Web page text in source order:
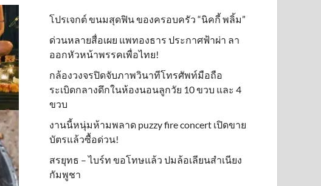
โปรเจกต์ ขนมสุดฟิน ของครอบครัว “นิคกี้ พลิ้ม”
ด่วนหลายสื่อเผย แพทองธาร ประกาศฟ้าผ่า ลา
ออกหัวหน้าพรรคเพื่อไทย!
กล้องวงจรปิดจับภาพวินาทีโทรศัพท์มือถือ
ระเบิดกลางดึกในห้องนอนลูกวัย 10 ขวบ และ 4
ขวบ
งานนี้หนุ่มห้ามพลาด puzzy fire concert เปิดขาย
บัตรแล้วซื้อด่วน!
สรยุทธ – ไบร์ท ขอโทษแล้ว ปมล้อเลียนสำเนียง
กัมพูชา